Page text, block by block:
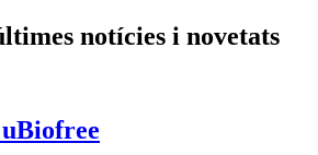
notícies i novetats